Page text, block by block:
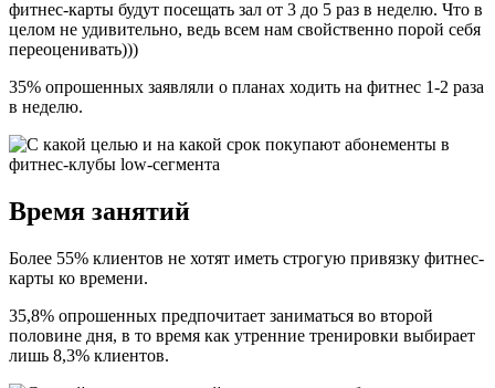
фитнес-карты будут посещать зал от 3 до 5 раз в неделю. Что в
целом не удивительно, ведь всем нам свойственно порой себя
переоценивать)))
35% опрошенных заявляли о планах ходить на фитнес 1-2 раза
в неделю.
Время занятий
Более 55% клиентов не хотят иметь строгую привязку фитнес-
карты ко времени.
35,8% опрошенных предпочитает заниматься во второй
половине дня, в то время как утренние тренировки выбирает
лишь 8,3% клиентов.